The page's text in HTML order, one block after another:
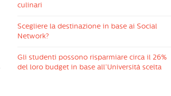
culinari
Scegliere la destinazione in base ai Social
Network?
Gli studenti possono risparmiare circa il 26%
del loro budget in base all’Università scelta